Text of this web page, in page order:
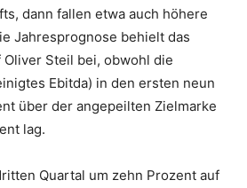
dann fallen etwa auch höhere
Jahresprognose behielt das
Oliver Steil bei, obwohl die
Ebitda) in den ersten neun
über der angepeilten Zielmarke
lag.
Quartal um zehn Prozent auf